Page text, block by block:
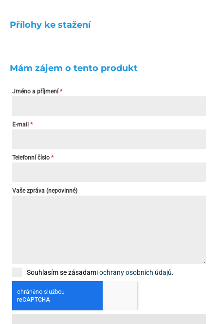
Přílohy ke stažení
Mám zájem o tento produkt
Jméno a příjmení *
E-mail *
Telefonní číslo *
Vaše zpráva (nepovinné)
Souhlasím se zásadamiochrany osobních údajů.